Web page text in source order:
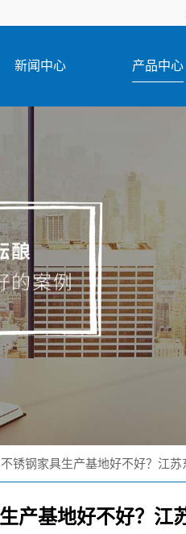
新闻中心 产品中心
不锈钢家具生产基地好不好？江苏
产基地好不好？江